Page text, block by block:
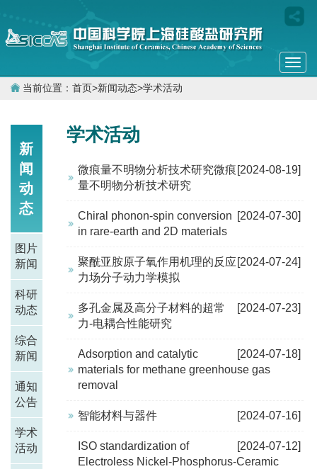
当前位置： 首页>新闻动态>学术活动
新
闻
动
态
图片
新闻
科研
动态
综合
新闻
通知
公告
学术
活动
学术活动
[2024-08-19]
微痕量不明物分析技术研究微痕
量不明物分析技术研究
[2024-07-30]
Chiral phonon-spin conversion
in rare-earth and 2D materials
[2024-07-24]
聚酰亚胺原子氧作用机理的反应
力场分子动力学模拟
[2024-07-23]
多孔金属及高分子材料的超常
力-电耦合性能研究
[2024-07-18]
Adsorption and catalytic
materials for methane greenhouse gas
removal
[2024-07-16]
智能材料与器件
[2024-07-12]
ISO standardization of
Electroless Nickel-Phosphorus-Ceramic